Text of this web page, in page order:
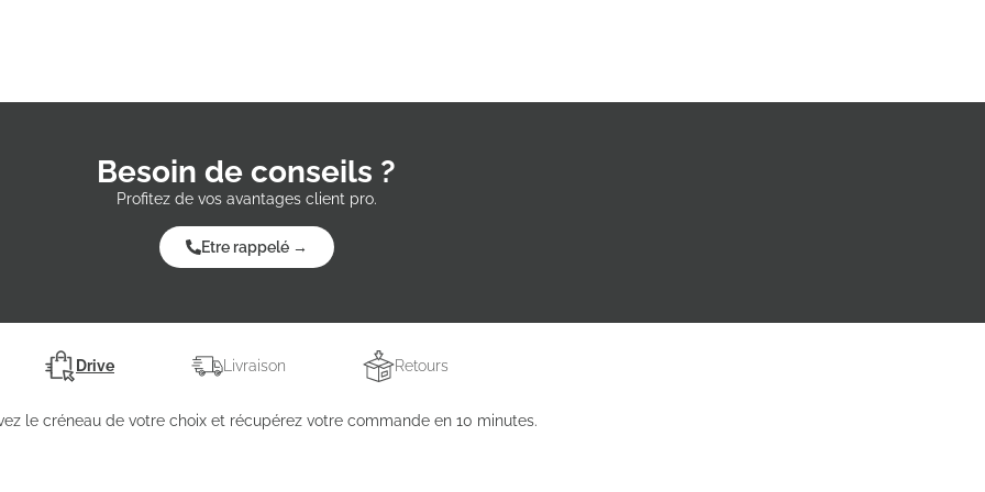
Besoin de conseils ?
Profitez de vos avantages client pro.
Etre rappelé →
Drive Livraison Retours
le créneau de votre choix et récupérez votre commande en 10 minutes.